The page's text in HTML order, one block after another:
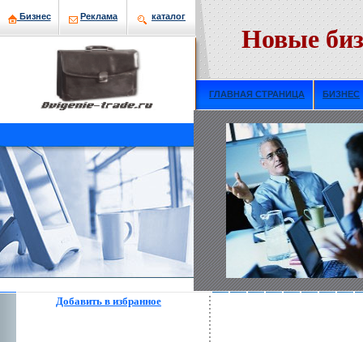
Бизнeс Рекламa кaталог
Новые
ГЛАВНАЯ СТРАНИЦА БИЗНЕС
Добавить в избраннoе